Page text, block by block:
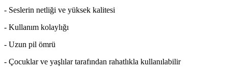
- Seslerin netliği ve yüksek kalitesi
- Kullanım kolaylığı
- Uzun pil ömrü
- Çocuklar ve yaşlılar tarafından rahatlıkla kullanılabilir